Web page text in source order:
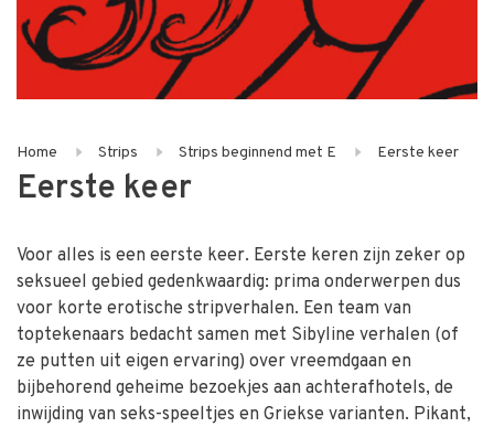
Home Strips Strips beginnend met E Eerste keer
Eerste keer
Voor alles is een eerste keer. Eerste keren zijn zeker op
seksueel gebied gedenkwaardig: prima onderwerpen dus
voor korte erotische stripverhalen. Een team van
toptekenaars bedacht samen met Sibyline verhalen (of
ze putten uit eigen ervaring) over vreemdgaan en
bijbehorend geheime bezoekjes aan achterafhotels, de
inwijding van seks-speeltjes en Griekse varianten. Pikant,